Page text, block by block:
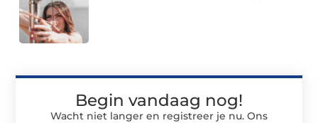
Begin vandaag nog!
Wacht niet langer en registreer je nu. Ons